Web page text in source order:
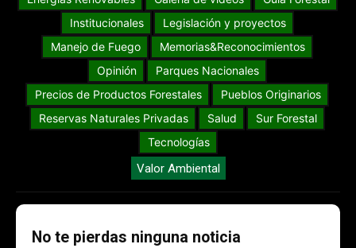
Institucionales
Legislación y proyectos
Manejo de Fuego
Memorias&Reconocimientos
Opinión
Parques Nacionales
Precios de Productos Forestales
Pueblos Originarios
Reservas Naturales Privadas
Salud
Sur Forestal
Tecnologías
Valor Ambiental
No te pierdas ninguna noticia